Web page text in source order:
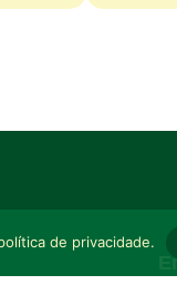
de privacidade.